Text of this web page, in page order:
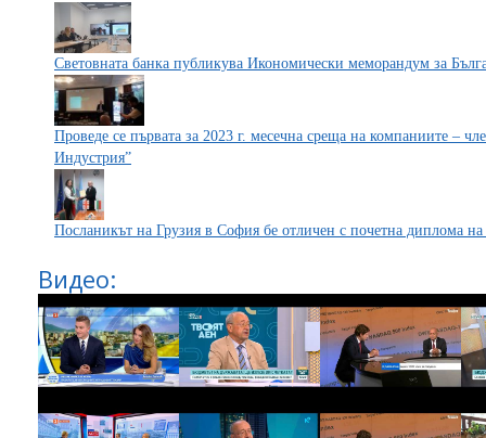
Световната банка публикува Икономически меморандум за
Проведе се първата за 2023 г. месечна среща на компаниите –
Индустрия”
Посланикът на Грузия в София бе отличен с почетна диплома
Видео: